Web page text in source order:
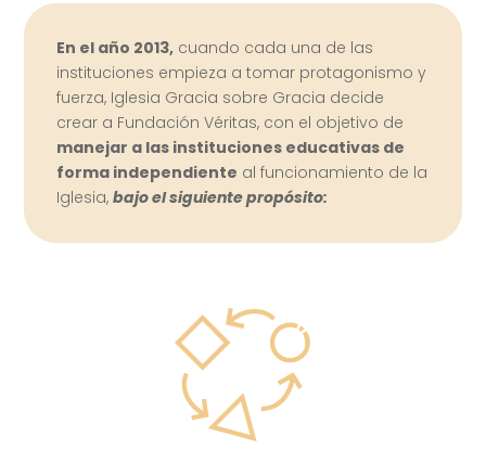
En el año 2013, cuando cada una de las
instituciones empieza a tomar protagonismo y
fuerza, Iglesia Gracia sobre Gracia decide
crear a Fundación Véritas, con el objetivo de
manejar a las instituciones educativas de
forma independiente al funcionamiento de la
Iglesia,bajo el siguiente propósito: